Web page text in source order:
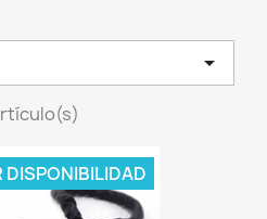

DISPONIBILIDAD